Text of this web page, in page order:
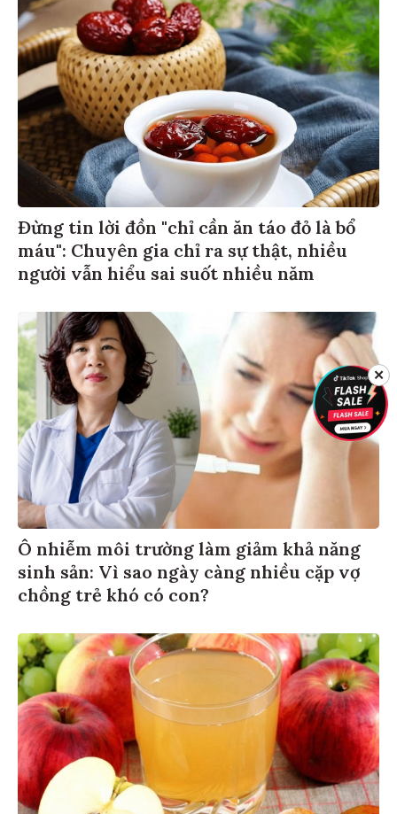
Đừng tin lời đồn "chỉ cần ăn táo đỏ là bổ
máu": Chuyên gia chỉ ra sự thật, nhiều
người vẫn hiểu sai suốt nhiều năm
Ô nhiễm môi trường làm giảm khả năng
sinh sản: Vì sao ngày càng nhiều cặp vợ
chồng trẻ khó có con?
✕